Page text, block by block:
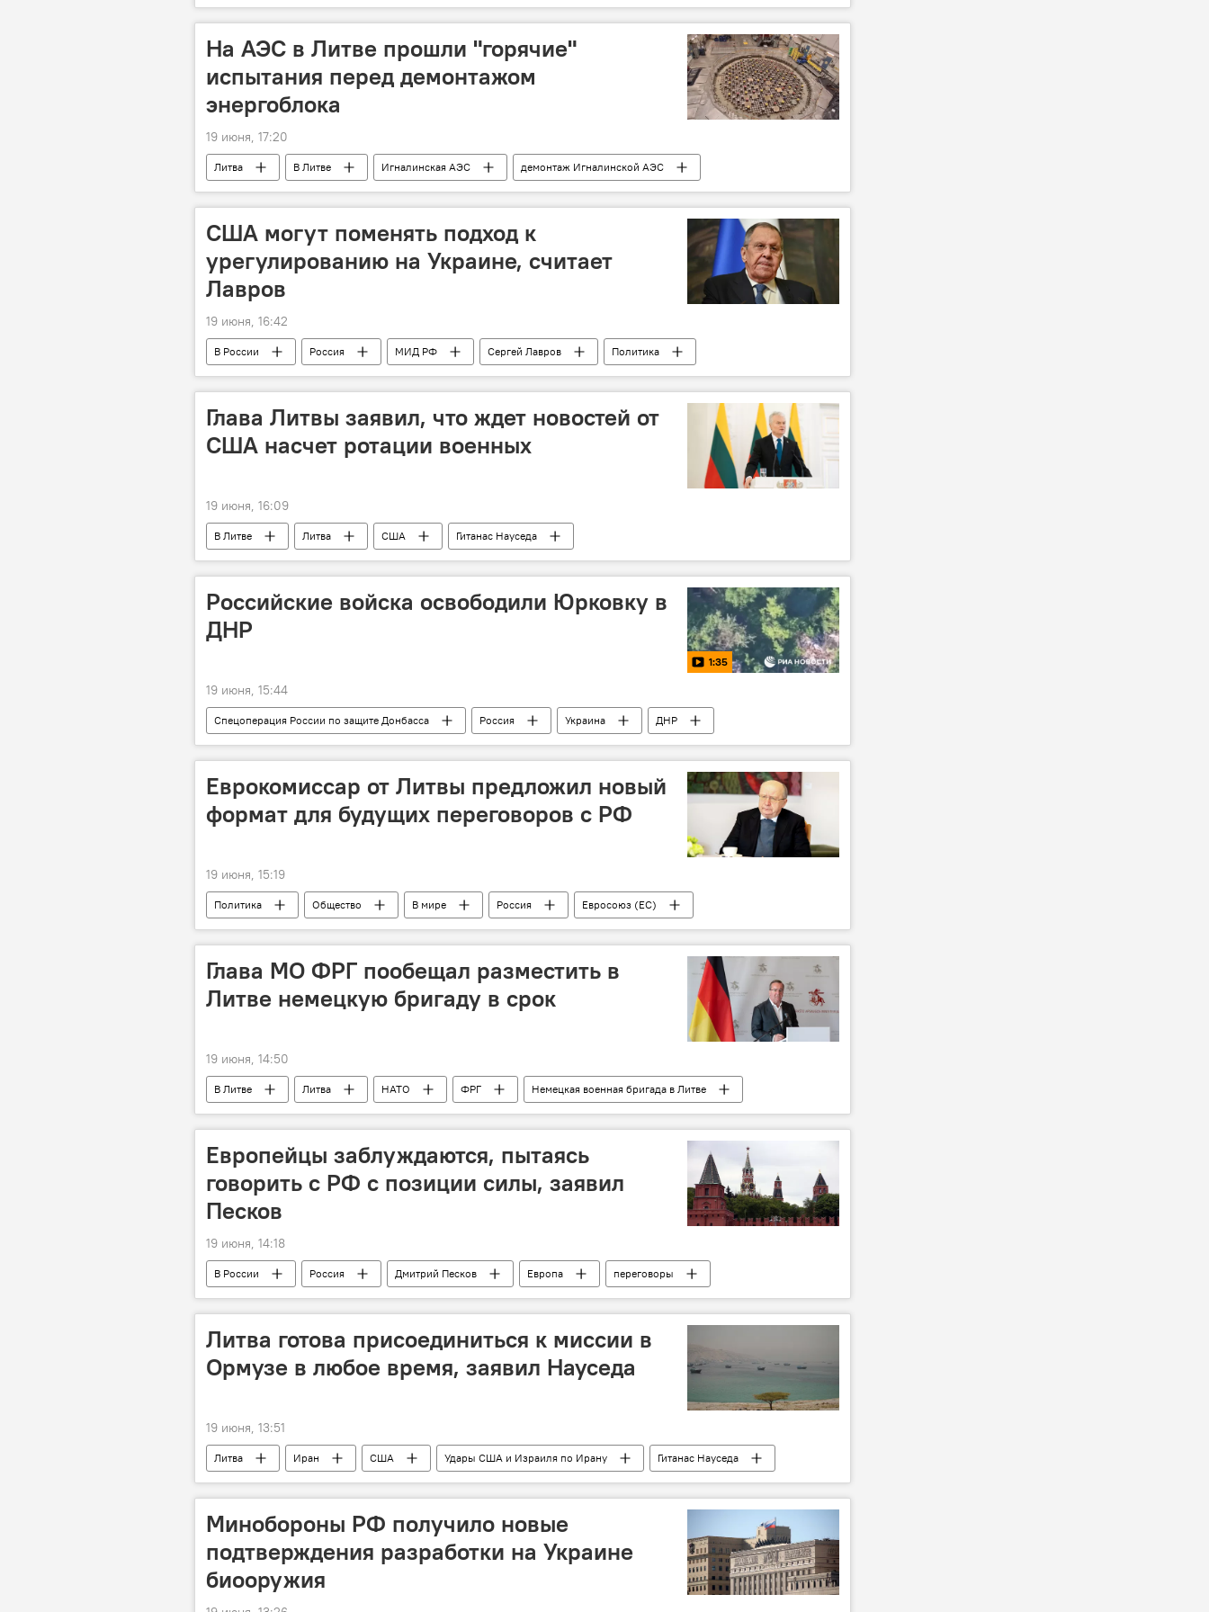
На АЭС в Литве прошли "горячие"
испытания перед демонтажом
энергоблока
19 июня, 17:20
Литва В Литве Игналинская АЭС демонтаж Игналинской АЭС
США могут поменять подход к
урегулированию на Украине, считает
Лавров
19 июня, 16:42
В России Россия МИД РФ Сергей Лавров
Политика
двусторонние отношения
переговоры США Украина
Глава Литвы заявил, что ждет новостей от
США насчет ротации военных
19 июня, 16:09
В Литве Литва США Гитанас Науседа
Российские войска освободили Юрковку в
ДНР
1:35
19 июня, 15:44
Спецоперация России по защите Донбасса Россия Украина
ДНР
ВС РФ
армия России освобождение
специальная военная операция (СВО)
Еврокомиссар от Литвы предложил новый
формат для будущих переговоров с РФ
19 июня, 15:19
Политика Общество В мире Россия
Евросоюз (ЕС)
Андрюс Кубилюс
переговоры
Глава МО ФРГ пообещал разместить в
Литве немецкую бригаду в срок
19 июня, 14:50
В Литве Литва НАТО ФРГ Немецкая военная бригада в Литве
Европейцы заблуждаются, пытаясь
говорить с РФ с позиции силы, заявил
Песков
19 июня, 14:18
В России Россия Дмитрий Песков Европа
переговоры
Политика
Общество Украина двусторонние отношения
Литва готова присоединиться к миссии в
Ормузе в любое время, заявил Науседа
19 июня, 13:51
Литва Иран США Удары США и Израиля по Ирану
Гитанас Науседа
Политика
В Литве Ормузский пролив
Минобороны РФ получило новые
подтверждения разработки на Украине
биооружия